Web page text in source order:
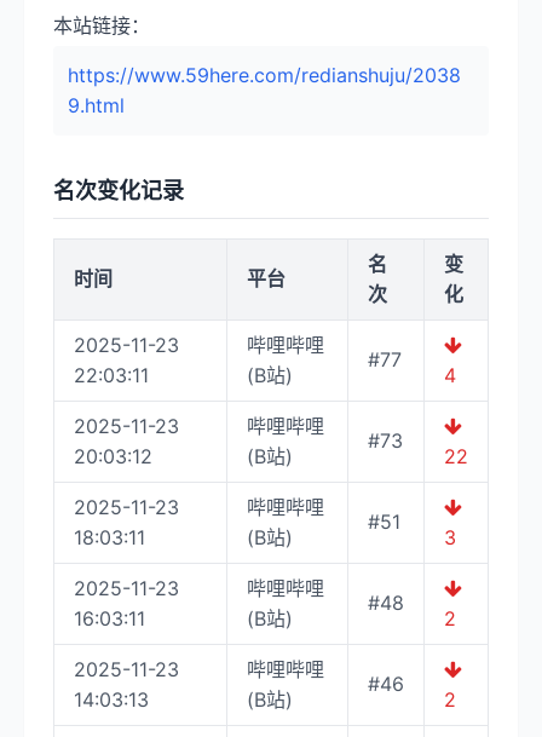
本站链接：
https://www.59here.com/redianshuju/2038
9.html
名次变化记录
时间 平台
名
次
变
化
2025-11-23
22:03:11
哔哩哔哩
(B站)
#77
4
2025-11-23
20:03:12
哔哩哔哩
(B站)
#73
22
2025-11-23
18:03:11
哔哩哔哩
(B站)
#51
3
2025-11-23
16:03:11
哔哩哔哩
(B站)
#48
2
2025-11-23
14:03:13
哔哩哔哩
(B站)
#46
2